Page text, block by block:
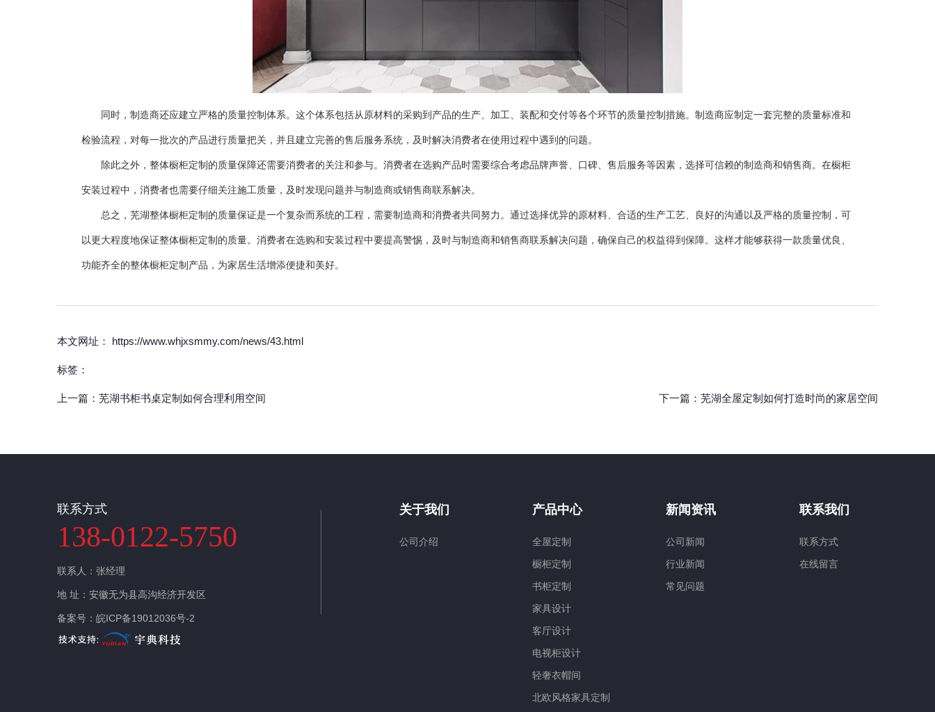
同时，制造商还应建立严格的质量控制体系。这个体系包括从原材料的采购到产品的生产、加工、装配和交付等各个环节的质量控制措施。制造商应制定一套完整的质量标准和
检验流程，对每一批次的产品进行质量把关，并且建立完善的售后服务系统，及时解决消费者在使用过程中遇到的问题。
除此之外，整体橱柜定制的质量保障还需要消费者的关注和参与。消费者在选购产品时需要综合考虑品牌声誉、口碑、售后服务等因素，选择可信赖的制造商和销售商。在橱柜
安装过程中，消费者也需要仔细关注施工质量，及时发现问题并与制造商或销售商联系解决。
总之，芜湖整体橱柜定制的质量保证是一个复杂而系统的工程，需要制造商和消费者共同努力。通过选择优异的原材料、合适的生产工艺、良好的沟通以及严格的质量控制，可
以更大程度地保证整体橱柜定制的质量。消费者在选购和安装过程中要提高警惕，及时与制造商和销售商联系解决问题，确保自己的权益得到保障。这样才能够获得一款质量优良、
功能齐全的整体橱柜定制产品，为家居生活增添便捷和美好。
本文网址： https://www.whjxsmmy.com/news/43.html
标签：
上一篇： 芜湖书柜书桌定制如何合理利用空间 下一篇： 芜湖全屋定制如何打造时尚的家居空间
相关文章
联系方式
138-0122-5750
联系人：张经理
地 址：安徽无为县高沟经济开发区
备案号： 皖ICP备19012036号-2
关于我们
公司介绍
产品中心
全屋定制
橱柜定制
书柜定制
家具设计
客厅设计
电视柜设计
轻奢衣帽间
北欧风格家具定制
新闻资讯
公司新闻
行业新闻
常见问题
联系我们
联系方式
在线留言